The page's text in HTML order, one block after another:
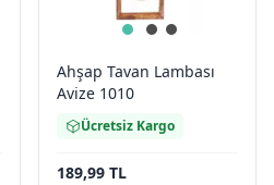
Ahşap Tavan Lambası
Avize 1010
Ücretsiz Kargo
189,99 TL